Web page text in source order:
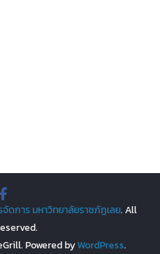
ดการ มหาวิทยาลัยราชภัฏเลย. All
Powered byWordPress.